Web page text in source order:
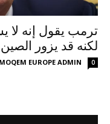
ترمب يقول إنه
لكنه قد يزور الصين
MOQEM EUROPE ADMIN 0